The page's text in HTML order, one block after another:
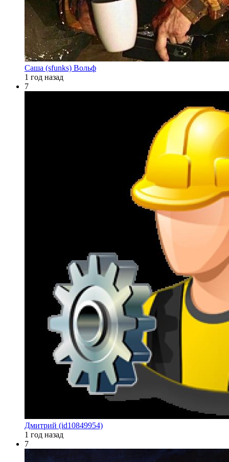
Саша (sfunks) Вольф
1 год назад
7
Дмитрий (id10849954)
1 год назад
7